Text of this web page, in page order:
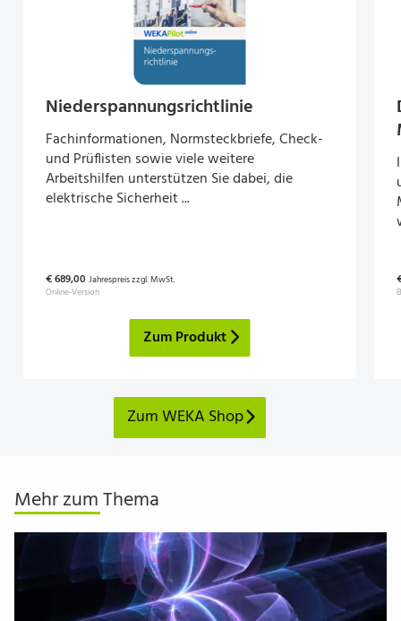
Nieder­spannungs­richt­li­nie
Fachinformationen, Normsteckbriefe, Check-
und Prüflisten sowie viele weitere
Arbeitshilfen unterstützen Sie dabei, die
elektrische Sicherheit ...
€ 689,00 Jahrespreis zzgl. MwSt.
Online-Version
Zum Produkt
Zum WEKA Shop
Mehr zum Thema